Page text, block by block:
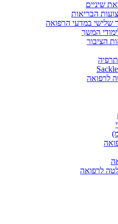
שיניים
הבריאות
שלישי במדעי הרפואה
המשך
הציבור
לרפואה
לרפואה